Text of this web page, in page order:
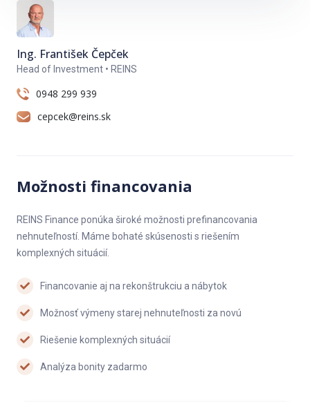
Ing. František Čepček
Head of Investment • REINS
0948 299 939
cepcek@reins.sk
Možnosti financovania
REINS Finance ponúka široké možnosti prefinancovania
nehnuteľností. Máme bohaté skúsenosti s riešením
komplexných situácií.
Financovanie aj na rekonštrukciu a nábytok
Možnosť výmeny starej nehnuteľnosti za novú
Riešenie komplexných situácií
Analýza bonity zadarmo